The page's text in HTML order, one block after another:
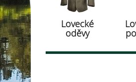
Lovecké
oděvy